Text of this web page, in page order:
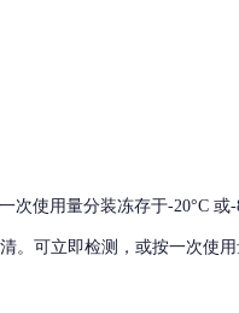
使用量分装冻存于-20°C 或-
。可立即检测，或按一次使